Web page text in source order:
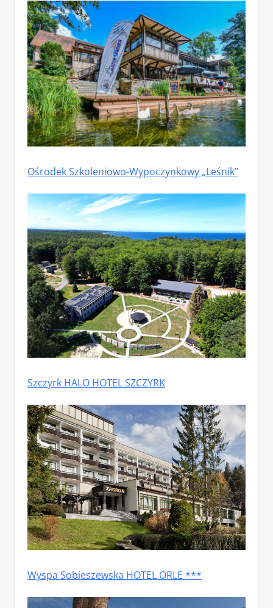
Ośrodek Szkoleniowo-Wypoczynkowy „Leśnik”
Szczyrk HALO HOTEL SZCZYRK
Wyspa Sobieszewska HOTEL ORLE ***